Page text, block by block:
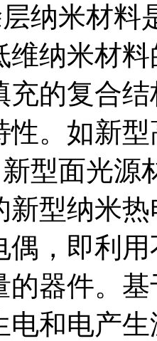
纳米材料
维纳米材
充的复合
性。如新
型面光源
新型纳米
偶，即利
的器件。
电和电产